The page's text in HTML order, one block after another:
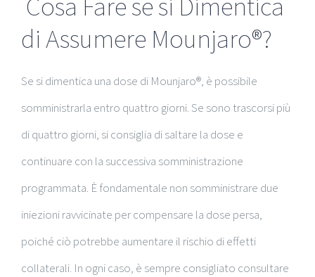
di Assumere Mounjaro®?
Se si dimentica una dose di Mounjaro®, è possibile
somministrarla entro quattro giorni. Se sono trascorsi più
di quattro giorni, si consiglia di saltare la dose e
continuare con la successiva somministrazione
programmata. È fondamentale non somministrare due
iniezioni ravvicinate per compensare la dose persa,
poiché ciò potrebbe aumentare il rischio di effetti
collaterali. In ogni caso, è sempre consigliato consultare